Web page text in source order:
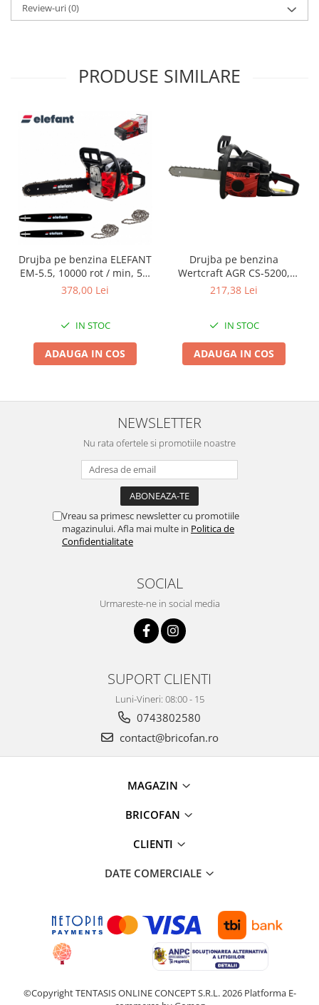
Masini de maturat manuale
Aragaze, plite, piese butelii de
Accesorii aragaze & butelii
Pirostrii si accesorii pentru gatit
Plite & aragaze
Iluminat & electrice
Prelungitoare & cabluri electrice
Coliere plastic
Conectori/doze
Lumina de crestere pentru plante
Aparate de spalat cu presiune si
Accesorii aparatele de spalat cu
presiune
Aparate de spalat cu presiune
Articole si accesorii pentru baie
Climatizare si echipamente de
Sobe pe lemne
Umidificatoare
Ventilatoare
Kit-uri siguranta auto
Review-uri(0)
PRODUSE SIMILARE
Drujba pe benzina ELEFANT
EM-5.5, 10000 rot / min, 5,5
CP
378,00 Lei
IN STOC
ADAUGA IN COS
Drujba pe benzina
Wertcraft AGR CS-5200,
52cc, 2.85 CP, Lama 40 CM
217,38 Lei
IN STOC
ADAUGA IN COS
NEWSLETTER
Nu rata ofertele si promotiile noastre
Vreau sa primesc newsletter cu promotiile
magazinului. Afla mai multe in Politica de
Confidentialitate
SOCIAL
Urmareste-ne in social media
SUPORT CLIENTI
Luni-Vineri: 08:00 - 15
0743802580
contact@bricofan.ro
MAGAZIN
BRICOFAN
CLIENTI
DATE COMERCIALE
©Copyright TENTASIS ONLINE CONCEPT S.R.L. 2026 Platforma E-